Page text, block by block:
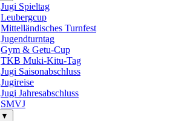
Jugi Spieltag
Leubergcup
Mittelländisches Turnfest
Jugendturntag
Gym & Getu-Cup
TKB Muki-Kitu-Tag
Jugi Saisonabschluss
Jugireise
Jugi Jahresabschluss
SMVJ
▼